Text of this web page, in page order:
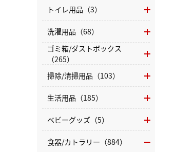
トイレ用品（3）
洗濯用品（68）
ゴミ箱/ダストボックス
（265）
掃除/清掃用品（103）
生活用品（185）
ベビーグッズ（5）
食器/カトラリー（884）